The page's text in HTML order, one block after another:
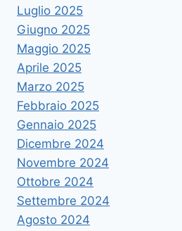
Luglio 2025
Giugno 2025
Maggio 2025
Aprile 2025
Marzo 2025
Febbraio 2025
Gennaio 2025
Dicembre 2024
Novembre 2024
Ottobre 2024
Settembre 2024
Agosto 2024